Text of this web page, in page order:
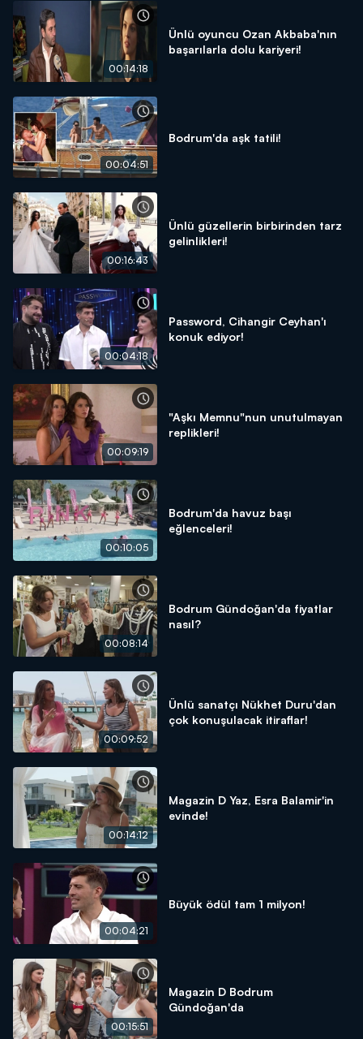
00:14:18
Ünlü oyuncu Ozan Akbaba'nın
başarılarla dolu kariyeri!
00:04:51
Bodrum'da aşk tatili!
00:16:43
Ünlü güzellerin birbirinden tarz
gelinlikleri!
00:04:18
Password, Cihangir Ceyhan'ı
konuk ediyor!
00:09:19
"Aşkı Memnu"nun unutulmayan
replikleri!
00:10:05
Bodrum'da havuz başı
eğlenceleri!
00:08:14
Bodrum Gündoğan'da fiyatlar
nasıl?
00:09:52
Ünlü sanatçı Nükhet Duru'dan
çok konuşulacak itiraflar!
00:14:12
Magazin D Yaz, Esra Balamir'in
evinde!
00:04:21
Büyük ödül tam 1 milyon!
00:15:51
Magazin D Bodrum
Gündoğan'da